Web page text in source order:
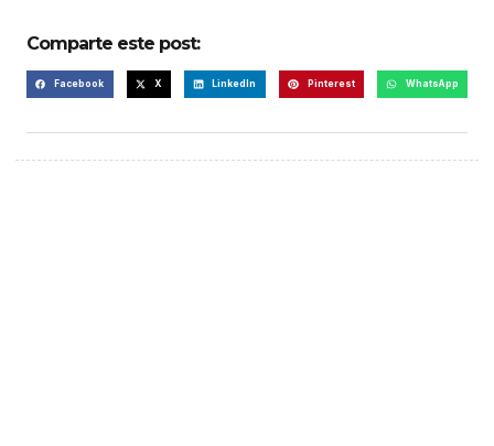
Comparte este post:
Facebook X LinkedIn Pinterest WhatsApp